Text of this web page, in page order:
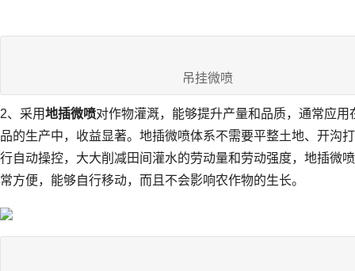
吊挂微喷
2、采用地插微喷对作物灌溉，能够提升产量和品质，通常应用
品的生产中，收益显著。地插微喷体系不需要平整土地、开沟
行自动操控，大大削减田间灌水的劳动量和劳动强度，地插微
常方便，能够自行移动，而且不会影响农作物的生长。